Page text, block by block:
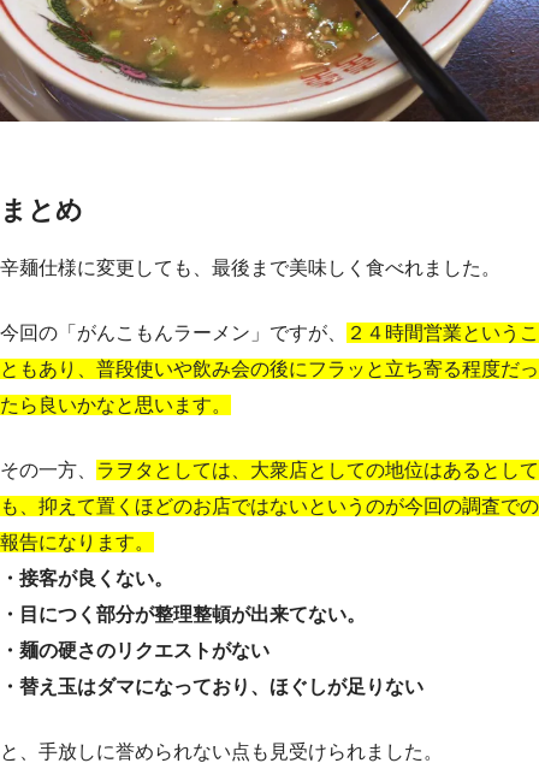
まとめ
辛麺仕様に変更しても、最後まで美味しく食べれました。
今回の「がんこもんラーメン」ですが、
２４時間営業というこ
ともあり、普段使いや飲み会の後にフラッと立ち寄る程度だっ
たら良いかなと思います。
その一方、 ラヲタとしては、大衆店としての地位はあるとして
も、抑えて置くほどのお店ではないというのが今回の調査での
報告になります。
・接客が良くない。
・目につく部分が整理整頓が出来てない。
・麺の硬さのリクエストがない
・替え玉はダマになっており、ほぐしが足りない
と、手放しに誉められない点も見受けられました。